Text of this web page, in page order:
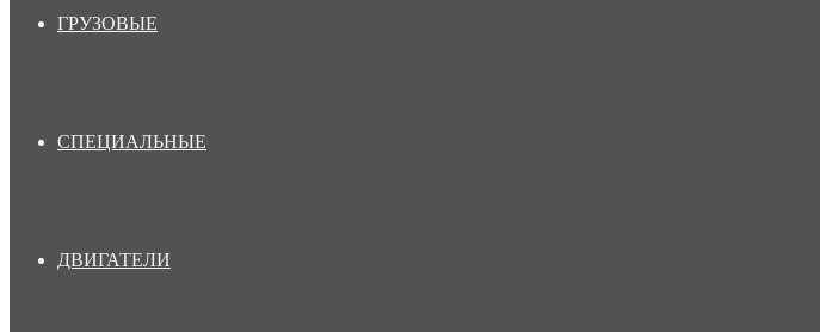
ГРУЗОВЫЕ
СПЕЦИАЛЬНЫЕ
ДВИГАТЕЛИ